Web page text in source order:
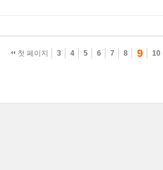
첫 페이지 3 4 5 6 7 8 9 10